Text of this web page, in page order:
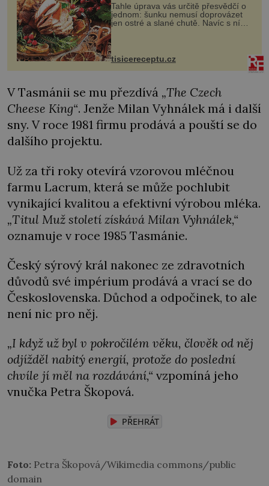
Tahle úprava vás určitě přesvědčí o
jednom: šunku nemusí doprovázet
jen ostré a slané chutě. Navíc s ní
nakrmíte poměrně hodně hladových
krků. Ingredience sádlo 3 kg šunky
vcelku 3 stroužky česneku hl...
tisicereceptu.cz
V Tasmánii se mu přezdívá „The Czech
Cheese King“. Jenže Milan Vyhnálek má i další
sny. V roce 1981 firmu prodává a pouští se do
dalšího projektu.
Už za tři roky otevírá vzorovou mléčnou
farmu Lacrum, která se může pochlubit
vynikající kvalitou a efektivní výrobou mléka.
„Titul Muž století získává Milan Vyhnálek,“
oznamuje v roce 1985 Tasmánie.
Český sýrový král nakonec ze zdravotních
důvodů své impérium prodává a vrací se do
Československa. Důchod a odpočinek, to ale
není nic pro něj.
„I když už byl v pokročilém věku, člověk od něj
odjížděl nabitý energií, protože do poslední
chvíle jí měl na rozdávání,“ vzpomíná jeho
vnučka Petra Škopová.
PŘEHRÁT
Foto: Petra Škopová/Wikimedia commons/public
domain